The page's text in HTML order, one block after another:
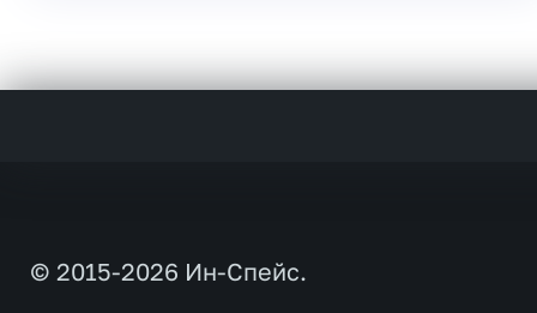
© 2015-2026 Ин-Спейс.